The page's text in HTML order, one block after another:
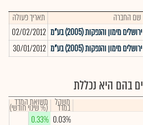
שם החברה תאריך פעולה
ירושלים מימון והנפקות (2005) בע"מ 02/02/2012
ירושלים מימון והנפקות (2005) בע"מ 30/01/2012
בהם היא נכללת
משקל
במדד תשואת המדד
(% שינוי חודשי)
0.03%
0.33%